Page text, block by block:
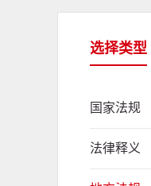
选择类型
国家法规
法律释义